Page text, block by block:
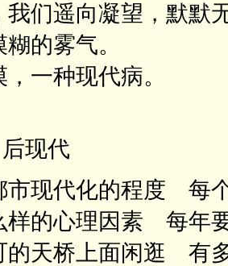
我们遥向凝望，默默
的雾气。
一种现代病。
现代
市现代化的程度 每
样的心理因素 每年
的天桥上面闲逛 有